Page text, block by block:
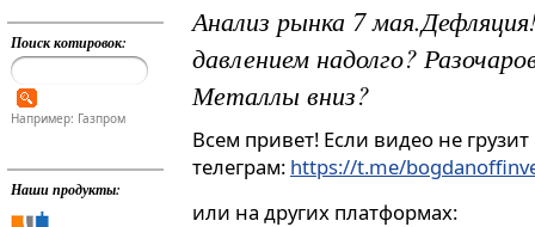
Поиск котировок:
Например: Газпром
Наши продукты:
Анализ рынка 7
давлением надолго?
Металлы вниз?
Всем привет! Если видео не
телеграм: https://t.me/
или на других платформах: